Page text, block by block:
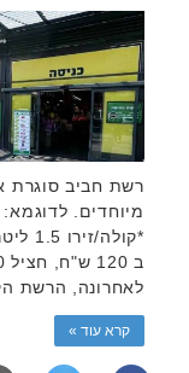
לאחרונה, הרשת
קרא עוד »